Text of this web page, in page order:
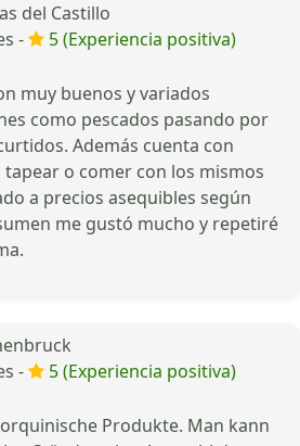
del Castillo
-
5 (Experiencia positiva)
muy buenos y variados
como pescados pasando por
Además cuenta con
o comer con los mismos
a precios asequibles según
me gustó mucho y repetiré
-
5 (Experiencia positiva)
Produkte. Man kann